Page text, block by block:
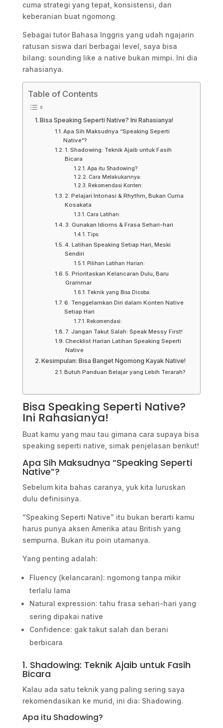
cuma strategi yang tepat, konsistensi, dan
keberanian buat ngomong.
Sebagai tutor Bahasa Inggris yang udah ngajarin
ratusan siswa dari berbagai level, saya bisa
bilang: sounding like a native bukan mimpi. Ini dia
rahasianya.
Table of Contents
Bisa Speaking Seperti Native? Ini Rahasianya!
Apa Sih Maksudnya “Speaking Seperti
Native”?
1. Shadowing: Teknik Ajaib untuk Fasih
Bicara
Apa itu Shadowing?
Cara Melakukannya:
Rekomendasi Konten:
2. Pelajari Intonasi & Rhythm, Bukan Cuma
Kosakata
Cara Latihan:
3. Gunakan Idioms & Frasa Sehari-hari
Tips:
4. Latihan Speaking Setiap Hari, Meski
Sendiri
Pilihan Latihan Harian:
5. Prioritaskan Kelancaran Dulu, Baru
Grammar
Teknik yang Bisa Dicoba:
6. Tenggelamkan Diri dalam Konten Native
Setiap Hari
Rekomendasi:
7. Jangan Takut Salah: Speak Messy First!
Checklist Harian Latihan Speaking Seperti
Native
Kesimpulan: Bisa Banget Ngomong Kayak Native!
Butuh Panduan Belajar yang Lebih Terarah?
Bisa Speaking Seperti Native?
Ini Rahasianya!
Buat kamu yang mau tau gimana cara supaya bisa
speaking seperti native, simak penjelasan berikut!
Apa Sih Maksudnya “Speaking Seperti
Native”?
Sebelum kita bahas caranya, yuk kita luruskan
dulu definisinya.
“Speaking Seperti Native” itu bukan berarti kamu
harus punya aksen Amerika atau British yang
sempurna. Bukan itu poin utamanya.
Yang penting adalah:
Fluency (kelancaran): ngomong tanpa mikir
terlalu lama
Natural expression: tahu frasa sehari-hari yang
sering dipakai native
Confidence: gak takut salah dan berani
berbicara
1. Shadowing: Teknik Ajaib untuk Fasih
Bicara
Kalau ada satu teknik yang paling sering saya
rekomendasikan ke murid, ini dia: Shadowing.
Apa itu Shadowing?